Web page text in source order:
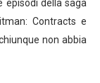
episodi della saga
Contracts e
non abbia